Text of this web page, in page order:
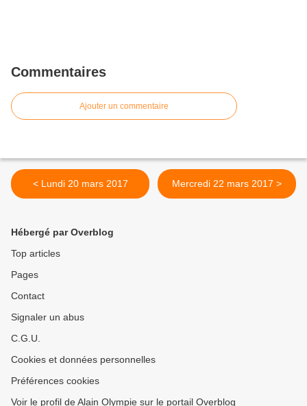
Commentaires
Ajouter un commentaire
< Lundi 20 mars 2017 Mercredi 22 mars 2017 >
Hébergé par Overblog
Top articles
Pages
Contact
Signaler un abus
C.G.U.
Cookies et données personnelles
Préférences cookies
Voir le profil de Alain Olympie sur le portail Overblog